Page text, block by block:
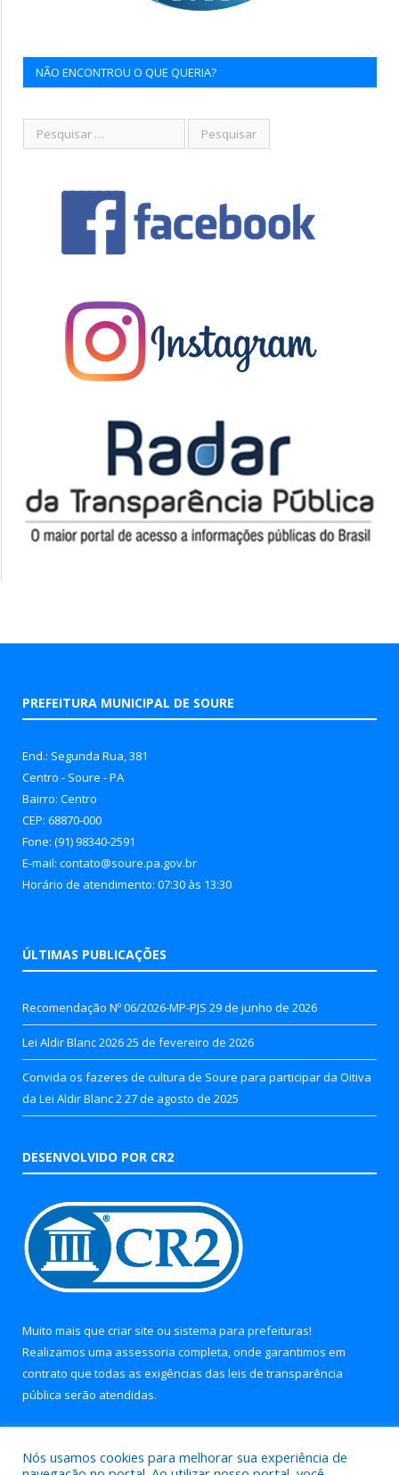
NÃO ENCONTROU O QUE QUERIA?
PREFEITURA MUNICIPAL DE SOURE
End.: Segunda Rua, 381
Centro - Soure - PA
Bairro: Centro
CEP: 68870-000
Fone: (91) 98340-2591
E-mail: contato@soure.pa.gov.br
Horário de atendimento: 07:30 às 13:30
ÚLTIMAS PUBLICAÇÕES
Recomendação Nº 06/2026-MP-PJS 29 de junho de 2026
Lei Aldir Blanc 202625 de fevereiro de 2026
Convida os fazeres de cultura de Soure para participar da Oitiva
da Lei Aldir Blanc 227 de agosto de 2025
DESENVOLVIDO POR CR2
Muito mais que criar site ou sistema para prefeituras!
Realizamos uma assessoria completa, onde garantimos em
contrato que todas as exigências das leis de transparência
pública serão atendidas.
Nós usamos cookies para melhorar sua experiência de